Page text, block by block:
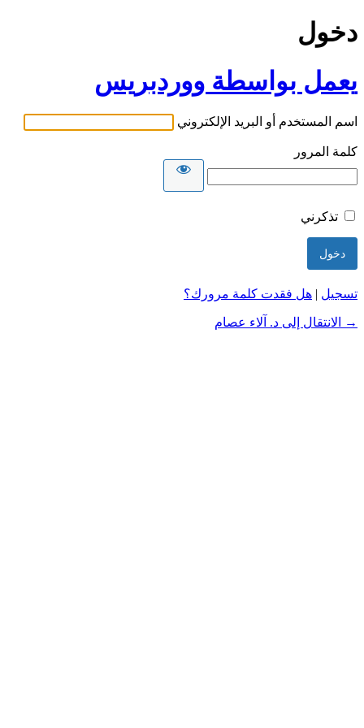
دخول
يعمل بواسطة ووردبريس
اسم المستخدم أو البريد الإلكتروني
كلمة المرور
تذكرني
تسجيل | هل فقدت كلمة مرورك؟
→ الانتقال إلى د. آلاء عصام